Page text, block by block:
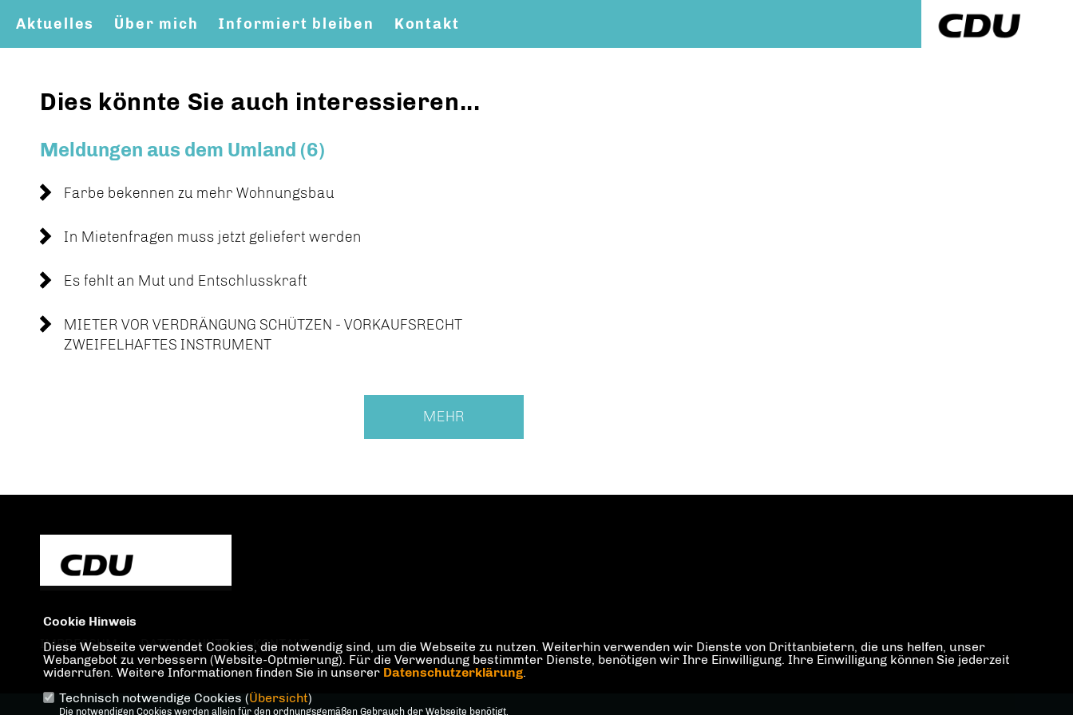
Aktuelles Über mich Informiert bleiben Kontakt
Dies könnte Sie auch interessieren...
Meldungen aus dem Umland (6)
Farbe bekennen zu mehr Wohnungsbau
In Mietenfragen muss jetzt geliefert werden
Es fehlt an Mut und Entschlusskraft
MIETER VOR VERDRÄNGUNG SCHÜTZEN - VORKAUFSRECHT
ZWEIFELHAFTES INSTRUMENT
MEHR
IMPRESSUM DATENSCHUTZ KONTAKT
Cookie Hinweis
Diese Webseite verwendet Cookies, die notwendig sind, um die Webseite zu nutzen. Weiterhin verwenden wir Dienste von Drittanbietern, die uns helfen, unser
Webangebot zu verbessern (Website-Optmierung). Für die Verwendung bestimmter Dienste, benötigen wir Ihre Einwilligung. Ihre Einwilligung können Sie jederzeit
widerrufen. Weitere Informationen finden Sie in unserer Datenschutzerklärung.
Technisch notwendige Cookies (Übersicht)
Die notwendigen Cookies werden allein für den ordnungsgemäßen Gebrauch der Webseite benötigt.